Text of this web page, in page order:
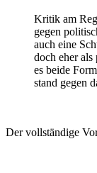
Kritik am
gegen
auch eine
doch eher
es beide
stand gegen
Der vollständige